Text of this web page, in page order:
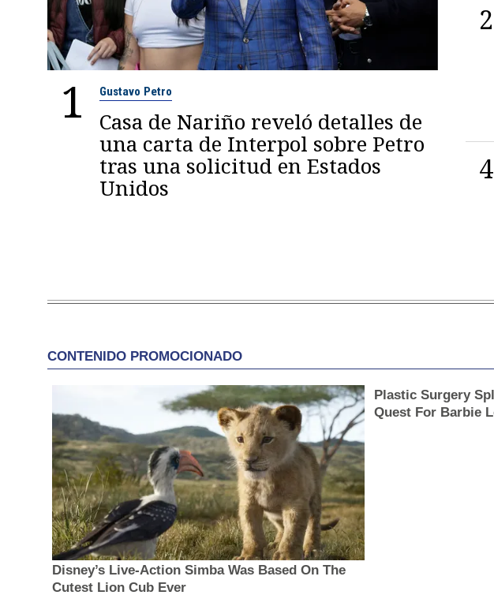
1 Gustavo Petro
Casa de Nariño reveló detalles de
una carta de Interpol sobre Petro
tras una solicitud en Estados
Unidos
2
4